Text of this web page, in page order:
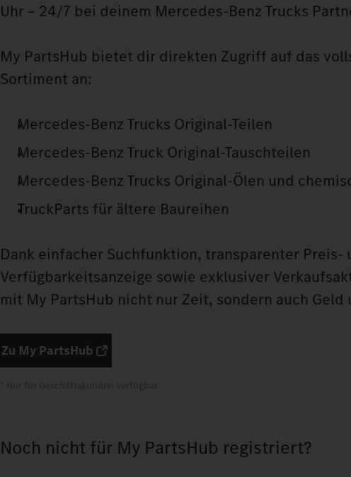
Uhr – 24/7 bei deinem Mercedes‑Benz Trucks
My PartsHub bietet dir direkten Zugriff auf das
Sortiment an:
Mercedes‑Benz Trucks Original-Teilen
Mercedes‑Benz Truck Original-Tauschteilen
Mercedes‑Benz Trucks Original-Ölen und
TruckParts für ältere Baureihen
Dank einfacher Suchfunktion, transparenter Preis-
Verfügbarkeitsanzeige sowie exklusiver
mit My PartsHub nicht nur Zeit, sondern auch Geld
Zu My PartsHub
Noch nicht für My PartsHub registriert?